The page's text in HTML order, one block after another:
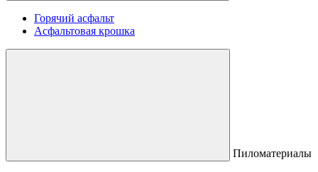
Горячий асфальт
Асфальтовая крошка
Пиломатериалы